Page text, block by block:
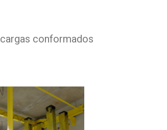
conformados